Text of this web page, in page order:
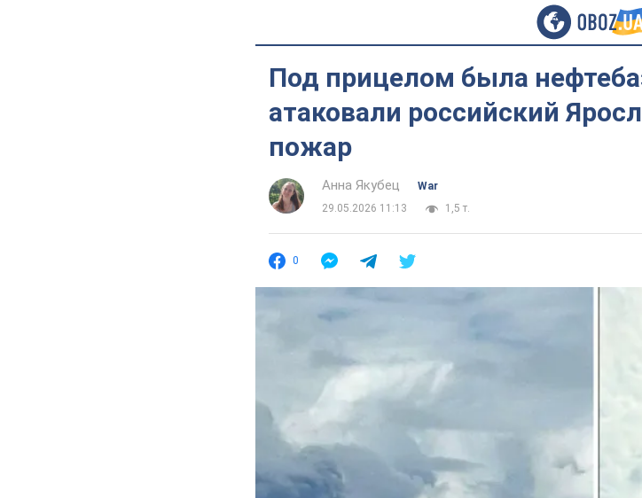
Под прицелом была
атаковали российский
пожар
Анна Якубец
War
29.05.2026 11:13
1,5 т.
0